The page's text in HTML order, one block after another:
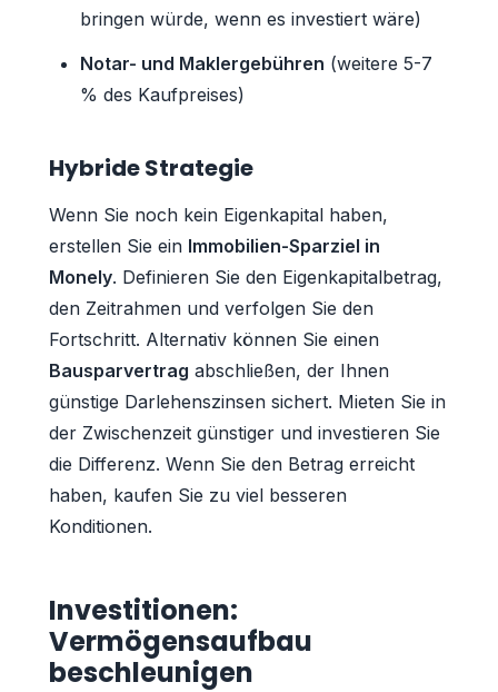
bringen würde, wenn es investiert wäre)
Notar- und Maklergebühren (weitere 5-7
% des Kaufpreises)
Hybride Strategie
Wenn Sie noch kein Eigenkapital haben,
erstellen Sie ein Immobilien-Sparziel in
Monely. Definieren Sie den Eigenkapitalbetrag,
den Zeitrahmen und verfolgen Sie den
Fortschritt. Alternativ können Sie einen
Bausparvertrag abschließen, der Ihnen
günstige Darlehenszinsen sichert. Mieten Sie in
der Zwischenzeit günstiger und investieren Sie
die Differenz. Wenn Sie den Betrag erreicht
haben, kaufen Sie zu viel besseren
Konditionen.
Investitionen:
Vermögensaufbau
beschleunigen